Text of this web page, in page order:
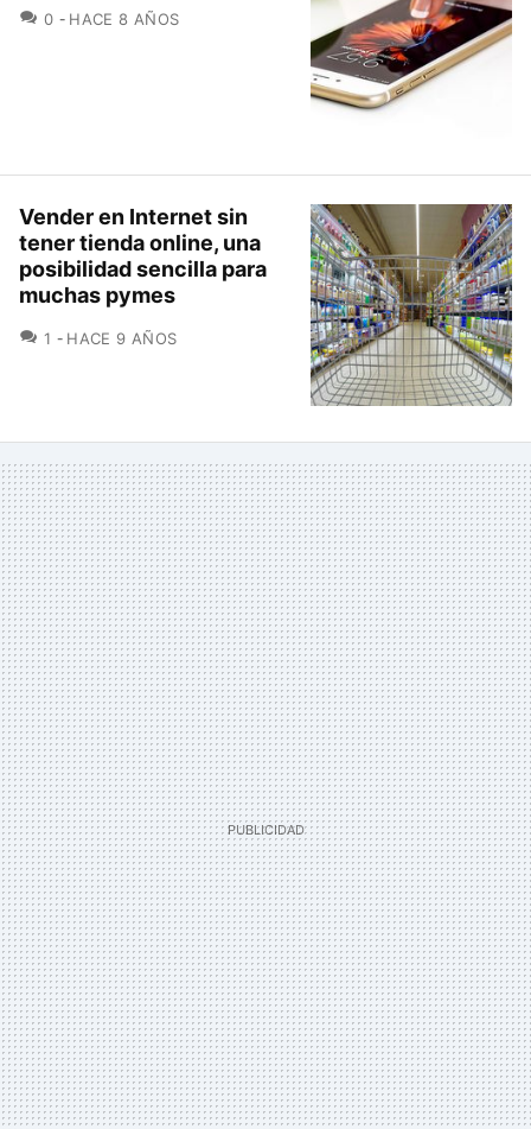
0 COMENTARIOS
HACE 8 AÑOS
Vender en Internet sin
tener tienda online, una
posibilidad sencilla para
muchas pymes
1 COMENTARIOS
HACE 9 AÑOS